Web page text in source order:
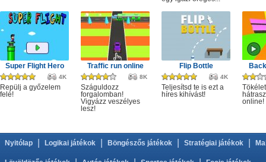
Super Flight Hero
4K
Repülj a győzelem
felé!
Traffic run online
8K
Száguldozz
forgalomban!
Vigyázz veszélyes
lesz!
Flip Bottle
4K
Teljesítsd te is ezt a
híres kihívást!
online!
Nyitólap Logikai játékok Böngészős játékok Stratégiai játékok